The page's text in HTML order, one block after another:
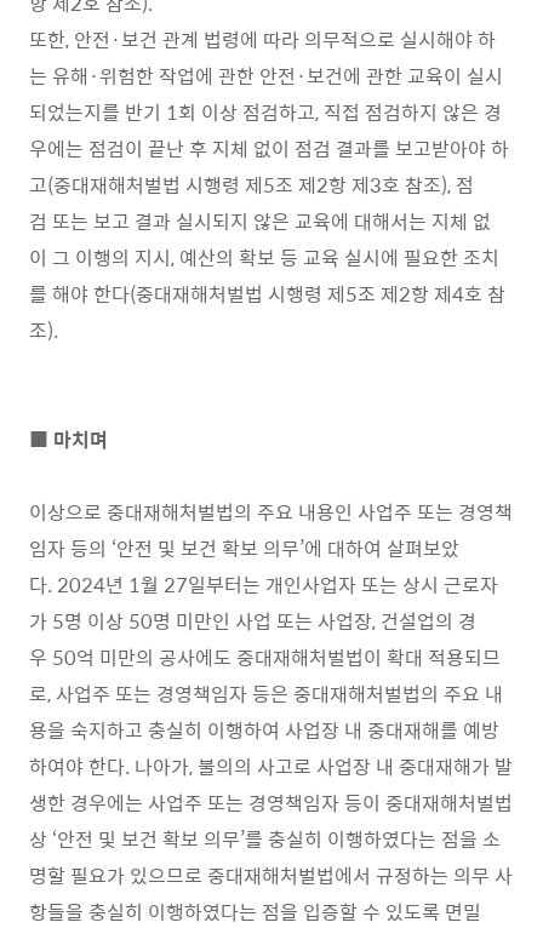
또한, 안전·보건 관계 법령에 따라 의무적으로 실시해야 하
는 유해·위험한 작업에 관한 안전·보건에 관한 교육이 실시
되었는지를 반기 1회 이상 점검하고, 직접 점검하지 않은 경
우에는 점검이 끝난 후 지체 없이 점검 결과를 보고받아야 하
고(중대재해처벌법 시행령 제5조 제2항 제3호 참조), 점
검 또는 보고 결과 실시되지 않은 교육에 대해서는 지체 없
이 그 이행의 지시, 예산의 확보 등 교육 실시에 필요한 조치
를 해야 한다(중대재해처벌법 시행령 제5조 제2항 제4호 참
조).
■ 마치며
이상으로 중대재해처벌법의 주요 내용인 사업주 또는 경영책
임자 등의 ‘안전 및 보건 확보 의무’에 대하여 살펴보았
다. 2024년 1월 27일부터는 개인사업자 또는 상시 근로자
가 5명 이상 50명 미만인 사업 또는 사업장, 건설업의 경
우 50억 미만의 공사에도 중대재해처벌법이 확대 적용되므
로, 사업주 또는 경영책임자 등은 중대재해처벌법의 주요 내
용을 숙지하고 충실히 이행하여 사업장 내 중대재해를 예방
하여야 한다. 나아가, 불의의 사고로 사업장 내 중대재해가 발
생한 경우에는 사업주 또는 경영책임자 등이 중대재해처벌법
상 ‘안전 및 보건 확보 의무’를 충실히 이행하였다는 점을 소
명할 필요가 있으므로 중대재해처벌법에서 규정하는 의무 사
항들을 충실히 이행하였다는 점을 입증할 수 있도록 면밀